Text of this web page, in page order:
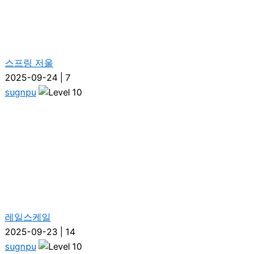
스프링 저울
2025-09-24
7
sugnpu
레일스케일
2025-09-23
14
sugnpu